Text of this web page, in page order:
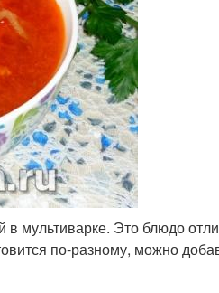
мультиварке. Это блюдо
по-разному, можно